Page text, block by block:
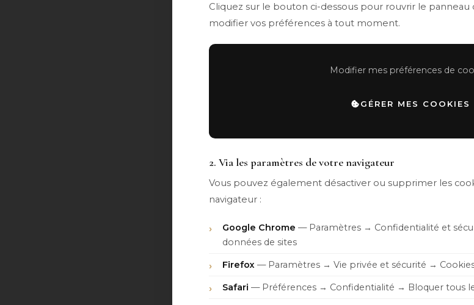
Cliquez sur le bouton ci-dessous pour rouvrir le
modifier vos préférences à tout moment.
Modifier mes préférences de
GÉRER MES COOKIES
2. Via les paramètres de votre navigateur
Vous pouvez également désactiver ou supprimer les
navigateur :
Google Chrome — Paramètres → Confidentialité et
données de sites
Firefox — Paramètres → Vie privée et sécurité →
Safari — Préférences → Confidentialité → Bloquer tous